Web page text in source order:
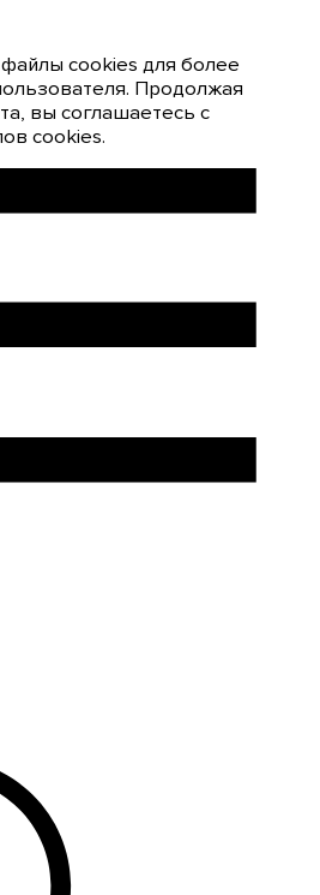
файлы cookies для более
Продолжая
вы соглашаетесь с
cookies.